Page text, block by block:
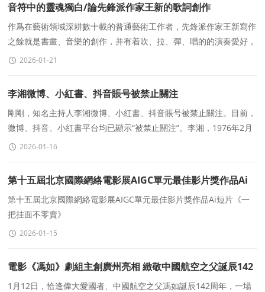
音符中的靈魂獨白/論先鋒派作家王新的歌詞創作
作爲在藝術領域深耕數十載的普通藝術工作者，先鋒派作家王新寫作
之餘就是書畫、音樂的創作，并有着吹、拉、彈、唱的的演奏愛好，
但文字創作更是他一生繞不開的執着。他不斷拓展自
2026-01-21
李湘微博、小紅書、抖音賬号被禁止關注
剛剛，知名主持人李湘微博、小紅書、抖音賬号被禁止關注。目前，
微博、抖音、小紅書平台均已顯示“被禁止關注”。李湘，1976年2月
10日出生于湖南省長沙市，畢業于中國傳
2026-01-16
第十五屆北京國際網絡電影展AIGC單元最佳影片獎作品Ai
短片《一把挂面不零賣》
第十五屆北京國際網絡電影展AIGC單元最佳影片獎作品Ai短片《一
把挂面不零賣》
2026-01-15
電影《馮如》劇組主創廣州亮相 緻敬中國航空之父誕辰142
周年
1月12日，恰逢偉大愛國者、中國航空之父馮如誕辰142周年，一場